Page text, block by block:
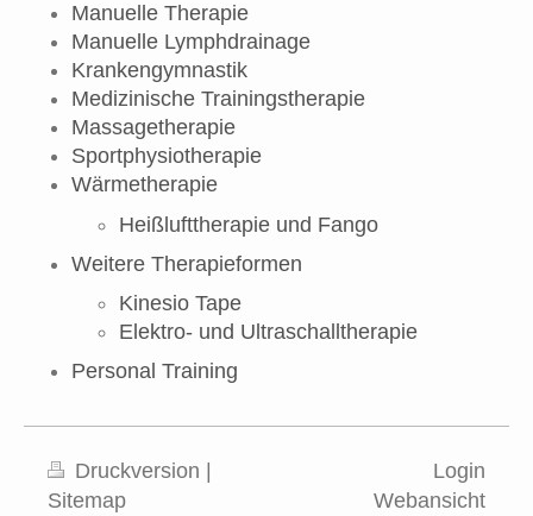
Manuelle Therapie
Manuelle Lymphdrainage
Krankengymnastik
Medizinische Trainingstherapie
Massagetherapie
Sportphysiotherapie
Wärmetherapie
Heißlufttherapie und Fango
Weitere Therapieformen
Kinesio Tape
Elektro- und Ultraschalltherapie
Personal Training
Druckversion |
Sitemap
Login
Webansicht